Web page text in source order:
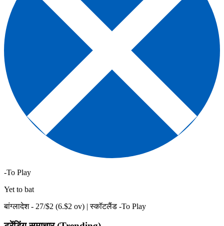
-To Play
Yet to bat
बांग्लादेश - 27/$2 (6.$2 ov) | स्कॉटलैंड -To Play